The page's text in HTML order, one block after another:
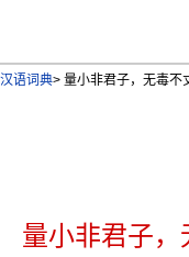
汉语词典> 量小非君子，无毒不
量小非君子，